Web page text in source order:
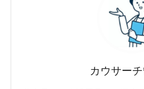
カウサー